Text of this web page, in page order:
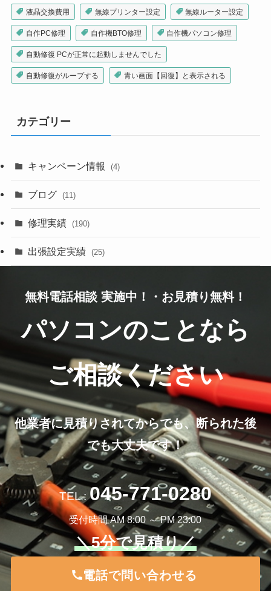
液晶交換費用 無線プリンター設定 無線ルーター設定
自作PC修理 自作機BTO修理 自作機パソコン修理
自動修復 PCが正常に起動しませんでした
自動修復がループする 青い画面【回復】と表示される
カテゴリー
キャンペーン情報 (4)
ブログ (11)
修理実績 (190)
出張設定実績 (25)
無料電話相談 実施中！・お見積り無料！
パソコンのことなら
ご相談ください
他業者に見積りされてからでも、断られた後
でも大丈夫です！
TEL :045-771-0280
受付時間 AM 8:00 ～ PM 23:00
＼5分で見積り／
電話で問い合わせる